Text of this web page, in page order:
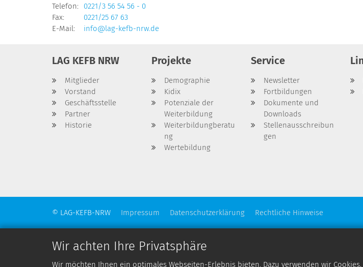
Wir achten Ihre Privatsphäre
Wir möchten Ihnen ein optimales Webseiten-Erlebnis bieten. Dazu verwenden wir
Telefon:
0221/3 56 54 56 - 0
Fax:
0221/25 67 63
E-Mail:
info@lag-kefb-nrw.de
LAG KEFB NRW
Mitglieder
Vorstand
Geschäftsstelle
Partner
Historie
Projekte
Demographie
Kidix
Potenziale der
Weiterbildung
Weiterbildungberatu
ng
Wertebildung
Service
Newsletter
Fortbildungen
Dokumente und
Downloads
Stellenausschreibun
gen
© LAG-KEFB-NRW Impressum Datenschutzerklärung Rechtliche Hinweise